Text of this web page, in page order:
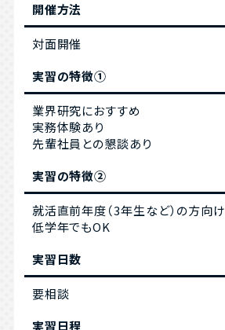
開催方法
対面開催
実習の特徴①
業界研究におすすめ
実務体験あり
先輩社員との懇談あり
実習の特徴②
就活直前年度（3年生など）の方向け
低学年でもOK
実習日数
要相談
実習日程